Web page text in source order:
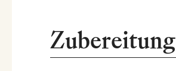
Zubereitung